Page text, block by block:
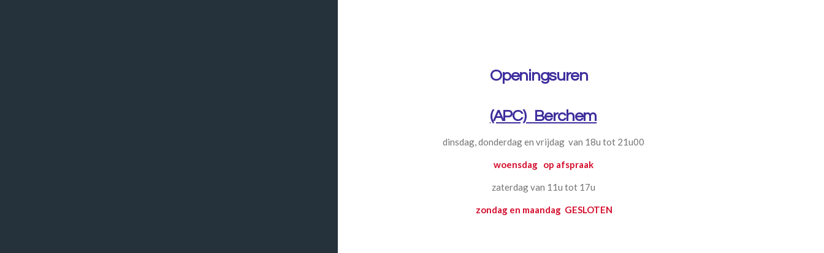
Openingsuren
(APC) Berchem
dinsdag, donderdag en vrijdag van 18u tot 21u00
woensdag op afspraak
zaterdag van 11u tot 17u
zondag en maandag GESLOTEN